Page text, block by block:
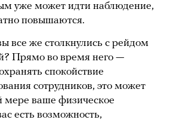
уже может идти наблюдение,
повышаются.
все же столкнулись с рейдом
Прямо во время него —
спокойствие
сотрудников, это может
мере ваше физическое
есть возможность,